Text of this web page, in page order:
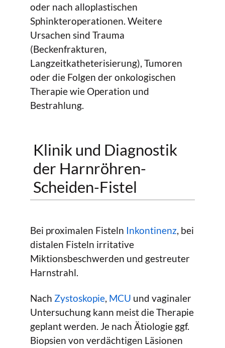
oder nach alloplastischen
Sphinkteroperationen. Weitere
Ursachen sind Trauma
(Beckenfrakturen,
Langzeitkatheterisierung), Tumoren
oder die Folgen der onkologischen
Therapie wie Operation und
Bestrahlung.
Klinik und Diagnostik
der Harnröhren-
Scheiden-Fistel
Bei proximalen Fisteln Inkontinenz, bei
distalen Fisteln irritative
Miktionsbeschwerden und gestreuter
Harnstrahl.
Nach Zystoskopie, MCU und vaginaler
Untersuchung kann meist die Therapie
geplant werden. Je nach Ätiologie ggf.
Biopsien von verdächtigen Läsionen